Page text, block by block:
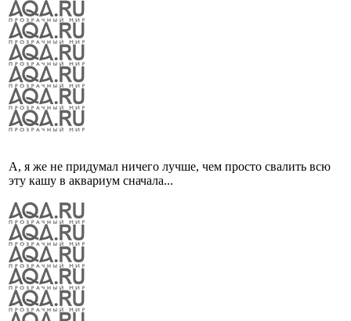
А, я же не придумал ничего лучше, чем просто свалить всю
эту кашу в аквариум сначала...